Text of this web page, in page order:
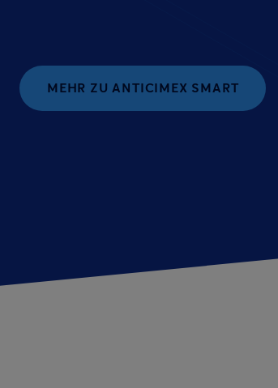
MEHR ZU ANTICIMEX SMART